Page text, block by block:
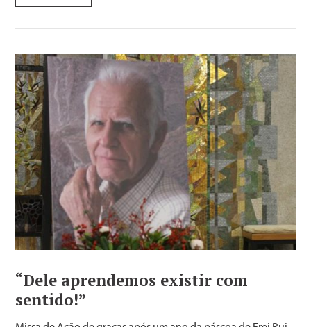
“Dele aprendemos existir com
sentido!”